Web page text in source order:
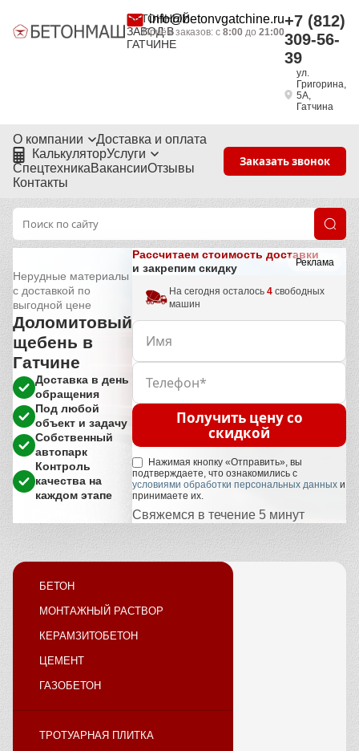
БЕТОННЫЙ
ЗАВОД В
ГАТЧИНЕ
info@betonvgatchine.ru
Приём заказов: с 8:00 до 21:00
+7 (812)
309-56-
39
ул.
Григорина,
5А,
Гатчина
О компании
Доставка и оплата
КалькуляторУслуги
СпецтехникаВакансииОтзывы
Контакты
Заказать звонок
Реклама
Нерудные материалы
с доставкой по
выгодной цене
Доломитовый
щебень в
Гатчине
Доставка в день
обращения
Под любой
объект и задачу
Собственный
автопарк
Контроль
качества на
каждом этапе
Рассчитаем стоимость доставки
и закрепим скидку
На сегодня осталось 4 свободных
машин
Получить цену со
скидкой
Нажимая кнопку «Отправить», вы
подтверждаете, что ознакомились с
условиями обработки персональных данных и
принимаете их.
Свяжемся в течение 5 минут
БЕТОН
МОНТАЖНЫЙ РАСТВОР
КЕРАМЗИТОБЕТОН
ЦЕМЕНТ
ГАЗОБЕТОН
ТРОТУАРНАЯ ПЛИТКА